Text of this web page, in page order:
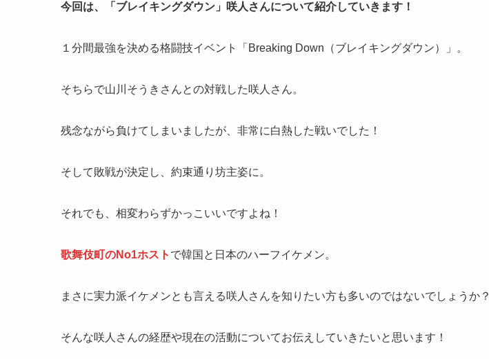
今回は、「ブレイキングダウン」咲人さんについて紹介していきます！
１分間最強を決める格闘技イベント「Breaking Down（ブレイキングダウン）」。
そちらで山川そうきさんとの対戦した咲人さん。
残念ながら負けてしまいましたが、非常に白熱した戦いでした！
そして敗戦が決定し、約束通り坊主姿に。
それでも、相変わらずかっこいいですよね！
歌舞伎町のNo1ホスト で韓国と日本のハーフイケメン。
まさに実力派イケメンとも言える咲人さんを知りたい方も多いのではないでしょうか？
そんな咲人さんの経歴や現在の活動についてお伝えしていきたいと思います！